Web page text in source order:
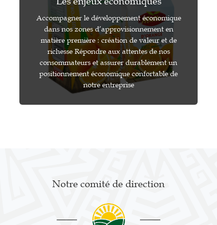
Accompagner le développement économique
dans nos zones d’approvisionnement en
matière première : création de valeur et de
richesse Répondre aux attentes de nos
consommateurs et assurer durablement un
positionnement économique confortable de
notre entreprise
Notre comité de direction